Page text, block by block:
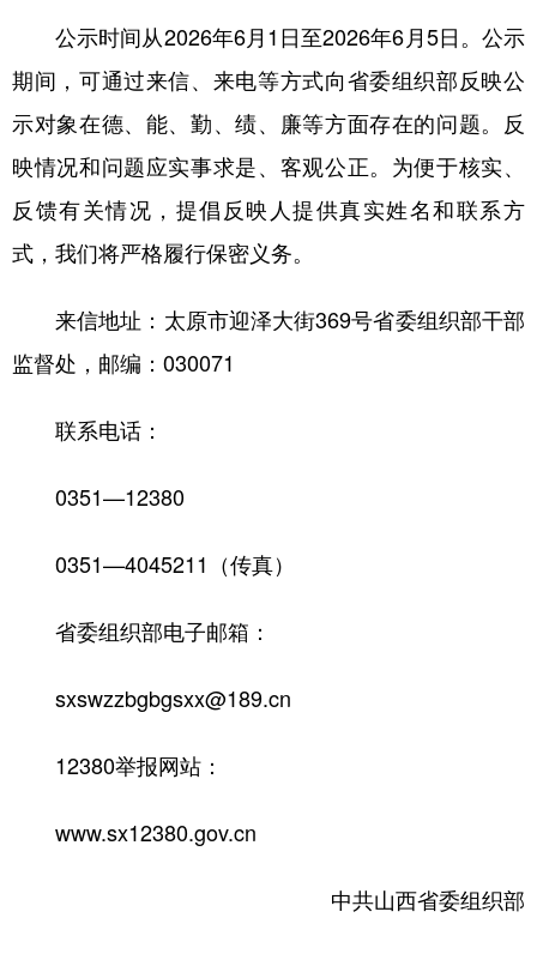
陕西 甘肃 青海 宁夏
新疆 内蒙古 黑龙江
多语种频道
Deutsch Português
公示时间从2026年6月1日至2026年6月5日。公示
期间，可通过来信、来电等方式向省委组织部反映公
示对象在德、能、勤、绩、廉等方面存在的问题。反
映情况和问题应实事求是、客观公正。为便于核实、
反馈有关情况，提倡反映人提供真实姓名和联系方
式，我们将严格履行保密义务。
来信地址：太原市迎泽大街369号省委组织部干部
监督处，邮编：030071
联系电话：
0351—12380
0351—4045211（传真）
省委组织部电子邮箱：
sxswzzbgbgsxx@189.cn
12380举报网站：
www.sx12380.gov.cn
中共山西省委组织部